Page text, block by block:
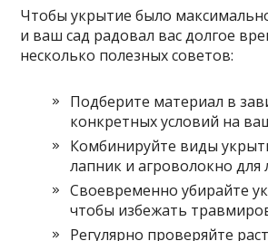
Чтобы укрытие было
и ваш сад радовал вас долгое
несколько полезных советов:
Подберите материал в
конкретных условий на
Комбинируйте виды
лапник и агроволокно
Своевременно убирайте
чтобы избежать
Регулярно проверяйте